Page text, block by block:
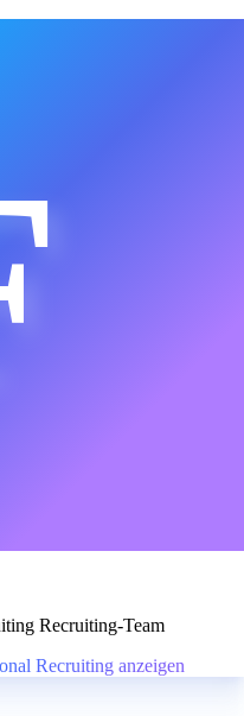
Recruiting-Team
Recruiting anzeigen